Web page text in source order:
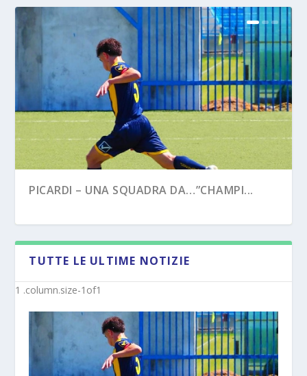
PICARDI – UNA SQUADRA DA…”CHAMPI...
TUTTE LE ULTIME NOTIZIE